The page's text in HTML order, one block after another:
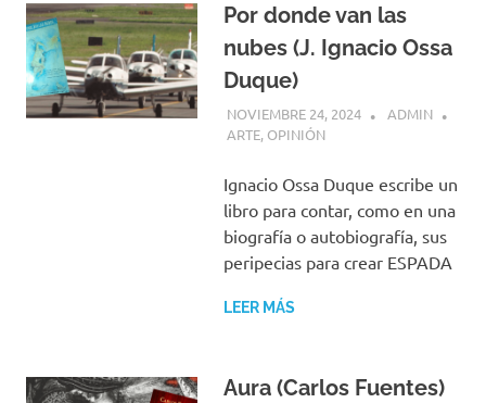
Por donde van las
nubes (J. Ignacio Ossa
Duque)
NOVIEMBRE 24, 2024
ADMIN
ARTE, OPINIÓN
Ignacio Ossa Duque escribe un
libro para contar, como en una
biografía o autobiografía, sus
peripecias para crear ESPADA
LEER MÁS
Aura (Carlos Fuentes)